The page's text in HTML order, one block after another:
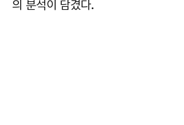
의 분석이 담겼다.